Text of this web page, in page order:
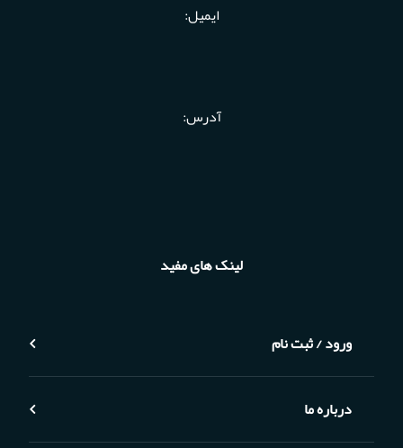
ایمیل:
آدرس:
لینک های مفید
ورود / ثبت نام
درباره ما